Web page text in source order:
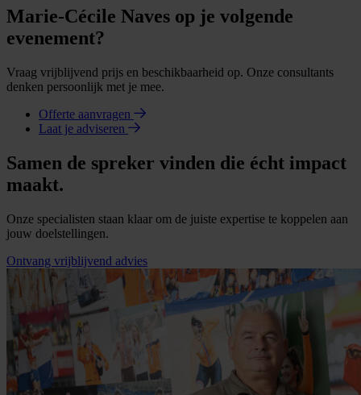
Marie-Cécile Naves op je volgende
evenement?
Vraag vrijblijvend prijs en beschikbaarheid op. Onze consultants
denken persoonlijk met je mee.
Offerte aanvragen
Laat je adviseren
Samen de spreker vinden die écht impact
maakt.
Onze specialisten staan klaar om de juiste expertise te koppelen aan
jouw doelstellingen.
Ontvang vrijblijvend advies